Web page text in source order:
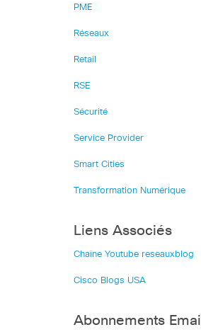
PME
Réseaux
Retail
RSE
Sécurité
Service Provider
Smart Cities
Transformation Numérique
Liens Associés
Chaîne Youtube reseauxblog
Cisco Blogs USA
Abonnements Email